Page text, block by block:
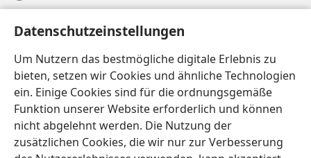
Datenschutzeinstellungen
Um Nutzern das bestmögliche digitale Erlebnis zu
bieten, setzen wir Cookies und ähnliche Technologien
ein. Einige Cookies sind für die ordnungsgemäße
Funktion unserer Website erforderlich und können
nicht abgelehnt werden. Die Nutzung der
zusätzlichen Cookies, die wir nur zur Verbesserung
Spenden
(öffnet
neues
Fenster)Wachtturm ONLINE-BIBLIOTHEK
(öffnet
neues
Fenster)JW Hub®
(öffnet
neues
JW Library